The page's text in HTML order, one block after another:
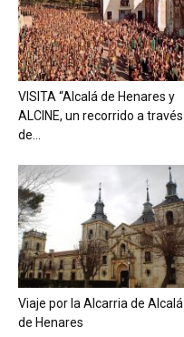
VISITA “Alcalá de Henares y
ALCINE, un recorrido a través
de...
Viaje por la Alcarria de Alcalá
de Henares